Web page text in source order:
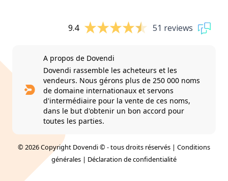
9.4 51 reviews
A propos de Dovendi
Dovendi rassemble les acheteurs et les
vendeurs. Nous gérons plus de 250 000 noms
de domaine internationaux et servons
d'intermédiaire pour la vente de ces noms,
dans le but d'obtenir un bon accord pour
toutes les parties.
© 2026 Copyright Dovendi © - tous droits réservés | Conditions
générales | Déclaration de confidentialité